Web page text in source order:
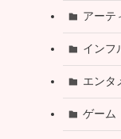
アーテ
インフ
エンタ
ゲーム